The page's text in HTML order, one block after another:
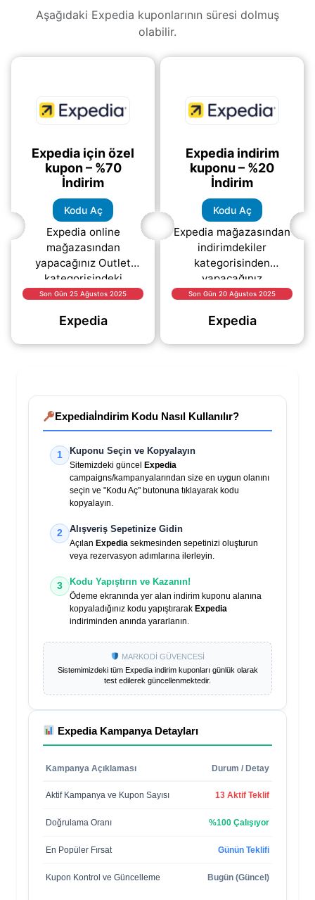
Aşağıdaki Expedia kuponlarının süresi dolmuş
olabilir.
Expedia için özel
kupon – %70
İndirim
Kodu Aç
Expedia online
mağazasından
yapacağınız Outlet
kategorisindeki
ürünlerde %70 varan
bekliyor..
Son Gün 25 Ağustos 2025
Expedia
Expedia indirim
kuponu – %20
İndirim
Kodu Aç
Expedia mağazasından
indirimdekiler
kategorisinden
yapacağınız
alışverişlerde %20
kodu.
Son Gün 20 Ağustos 2025
Expedia
Expediaİndirim Kodu Nasıl Kullanılır?
1 Kuponu Seçin ve Kopyalayın
Sitemizdeki güncel Expedia
campaigns/kampanyalarından size en uygun olanını
seçin ve "Kodu Aç" butonuna tıklayarak kodu
kopyalayın.
2 Alışveriş Sepetinize Gidin
Açılan Expedia sekmesinden sepetinizi oluşturun
veya rezervasyon adımlarına ilerleyin.
3 Kodu Yapıştırın ve Kazanın!
Ödeme ekranında yer alan indirim kuponu alanına
kopyaladığınız kodu yapıştırarak Expedia
indiriminden anında yararlanın.
MARKODİ GÜVENCESİ
Sistemimizdeki tüm Expediaindirim kuponları günlük olarak
test edilerek güncellenmektedir.
ExpediaKampanya Detayları
Kampanya Açıklaması Durum / Detay
Aktif Kampanya ve Kupon Sayısı 13 Aktif Teklif
Doğrulama Oranı %100 Çalışıyor
En Popüler Fırsat Günün Teklifi
Kupon Kontrol ve Güncelleme Bugün (Güncel)